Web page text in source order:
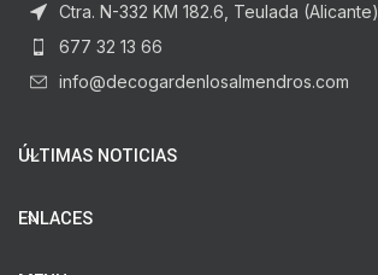
Ctra. N-332 KM 182.6, Teulada (Alicante)
677 32 13 66
info@decogardenlosalmendros.com
ÚLTIMAS NOTICIAS
ENLACES